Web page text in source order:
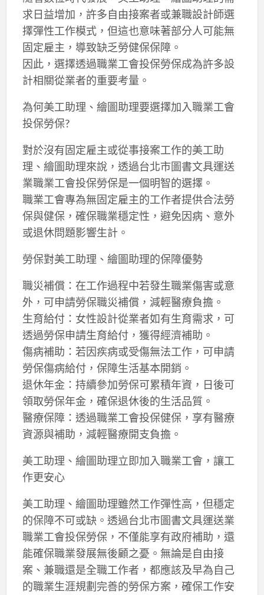
求日益增加，許多自由接案者或兼職設計師選
擇彈性工作模式，但這也意味著部分人可能無
固定雇主，導致缺乏勞健保保障。
因此，選擇透過職業工會投保勞保成為許多設
計相關從業者的重要考量。
為何美工助理、繪圖助理要選擇加入職業工會
投保勞保?
對於沒有固定雇主或從事接案工作的美工助
理、繪圖助理來說，透過台北市圖書文具運送
業職業工會投保勞保是一個明智的選擇。
職業工會專為無固定雇主的工作者提供合法勞
保與健保，確保職業穩定性，避免因病、意外
或退休問題影響生計。
勞保對美工助理、繪圖助理的保障優勢
職災補償：在工作過程中若發生職業傷害或意
外，可申請勞保職災補償，減輕醫療負擔。
生育給付：女性設計從業者如有生育需求，可
透過勞保申請生育給付，獲得經濟補助。
傷病補助：若因疾病或受傷無法工作，可申請
勞保傷病給付，保障生活基本開銷。
退休年金：持續參加勞保可累積年資，日後可
領取勞保年金，確保退休後的生活品質。
醫療保障：透過職業工會投保健保，享有醫療
資源與補助，減輕醫療開支負擔。
美工助理、繪圖助理立即加入職業工會，讓工
作更安心
美工助理、繪圖助理雖然工作彈性高，但穩定
的保障不可或缺。透過台北市圖書文具運送業
職業工會投保勞保，不僅能享有政府補助，還
能確保職業發展無後顧之憂。無論是自由接
案、兼職還是全職工作者，都應該及早為自己
的職業生涯規劃完善的勞保方案，確保工作安